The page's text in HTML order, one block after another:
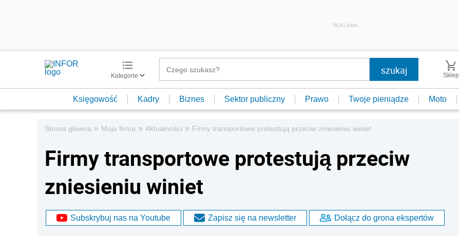
REKLAMA
Kategorie Sklep
Księgowość Kadry Biznes Sektor publiczny Prawo Twoje pieniądze Moto
Strona główna » Moja firma » Aktualności » Firmy transportowe protestują przeciw zniesieniu winiet
Firmy transportowe protestują przeciw
zniesieniu winiet
Subskrybuj nas na Youtube Zapisz się na newsletter Dołącz do grona ekspertów